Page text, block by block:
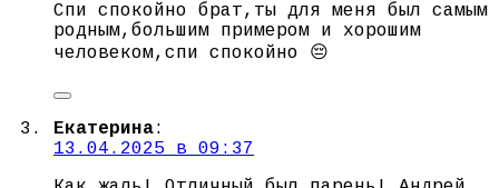
Спи спокойно брат,ты для меня был самым
родным,большим примером и хорошим
человеком,спи спокойно 😔
Екатерина:
13.04.2025 в 09:37